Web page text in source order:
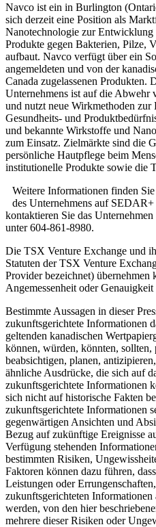
Navco ist ein in Burlington
sich derzeit eine Position als
Nanotechnologie zur Entwicklung
Produkte gegen Bakterien, Pilze,
aufbaut. Navco verfügt über ein
angemeldeten und von der
Canada zugelassenen Produkten.
Unternehmens ist auf die Abwehr
und nutzt neue Wirkmethoden
Gesundheits- und
und bekannte Wirkstoffe und
zum Einsatz. Zielmärkte sind die
persönliche Hautpflege beim
institutionelle Produkte sowie die
Weitere Informationen finden
des Unternehmens auf SEDAR+
kontaktieren Sie das
unter 604-861-8980.
Die TSX Venture Exchange und
Statuten der TSX Venture
Provider bezeichnet)
Angemessenheit oder Genauigkeit
Bestimmte Aussagen in dieser
zukunftsgerichtete Informationen
geltenden kanadischen
können, würden, könnten, sollten,
beabsichtigen, planen,
ähnliche Ausdrücke, die sich auf
zukunftsgerichtete Informationen
sich nicht auf historische Fakten
zukunftsgerichtete Informationen
gegenwärtigen Ansichten und
Bezug auf zukünftige Ereignisse
Verfügung stehenden
bestimmten Risiken,
Faktoren können dazu führen,
Leistungen oder
zukunftsgerichteten
werden, von den hier
mehrere dieser Risiken oder